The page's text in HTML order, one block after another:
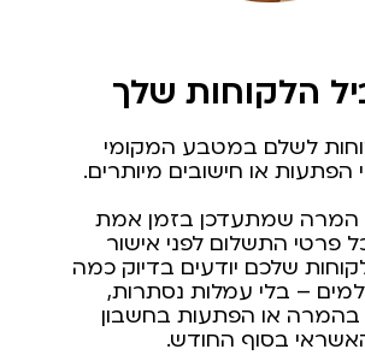
הלקוחות שלך
לשלם במטבע המקומי
או חישובים מיותרים.
שמתעדכן בזמן אמת
פרטי התשלום לפני אישור
שלכם יודעים בדיוק כמה
– בלי עמלות נסתרות,
בהמרה או הפתעות בחשבון
בסוף החודש.